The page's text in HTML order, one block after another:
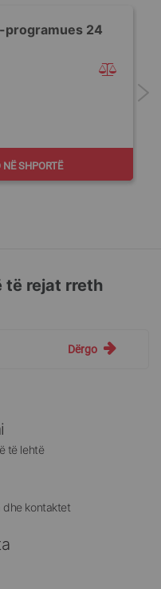
programues 24
SHPORTË
të rejat rreth
Dërgo
të lehtë
dhe kontaktet